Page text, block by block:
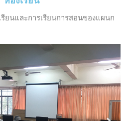
ยนและการเรียนการสอนของแผนก